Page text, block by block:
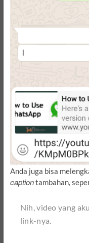
Anda juga bisa
captiontambahan,
Nih, video yang
link-nya.